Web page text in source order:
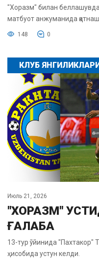
"Хоразм" билан
матбуот анжуманида
148 0
КЛУБ
Июль 21, 2026
"ХОРАЗМ"
ҒАЛАБА
13-тур ўйинида "Пахтакор"
ҳисобида устун келди.